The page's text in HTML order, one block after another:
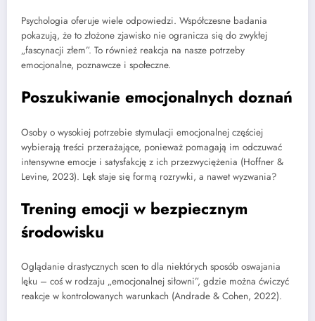
Psychologia oferuje wiele odpowiedzi. Współczesne badania
pokazują, że to złożone zjawisko nie ogranicza się do zwykłej
„fascynacji złem”. To również reakcja na nasze potrzeby
emocjonalne, poznawcze i społeczne.
Poszukiwanie emocjonalnych doznań
Osoby o wysokiej potrzebie stymulacji emocjonalnej częściej
wybierają treści przerażające, ponieważ pomagają im odczuwać
intensywne emocje i satysfakcję z ich przezwyciężenia (Hoffner &
Levine, 2023). Lęk staje się formą rozrywki, a nawet wyzwania?
Trening emocji w bezpiecznym
środowisku
Oglądanie drastycznych scen to dla niektórych sposób oswajania
lęku – coś w rodzaju „emocjonalnej siłowni”, gdzie można ćwiczyć
reakcje w kontrolowanych warunkach (Andrade & Cohen, 2022).